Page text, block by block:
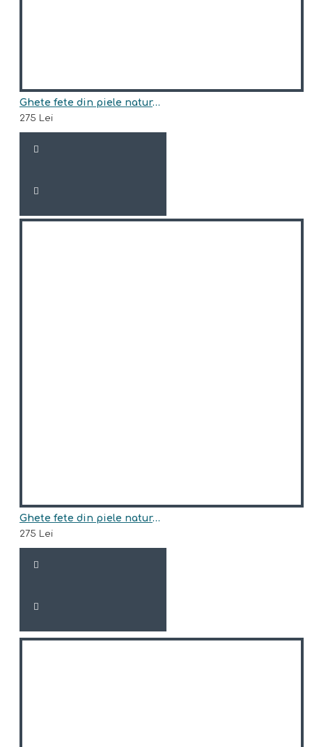
Ghete fete din piele naturala model RHEA
275 Lei
Ghete fete din piele naturala model TRISHA
275 Lei